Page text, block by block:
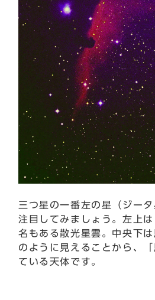
三つ星の一番左の星（ジー
注目してみましょう。左上
名もある散光星雲。中央下
のように見えることから、
ている天体です。